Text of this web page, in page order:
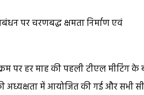
पर चरणबद्ध क्षमता निर्माण एवं
पर हर माह की पहली टीएल मीटिंग के
अध्यक्षता में आयोजित की गई और सभी